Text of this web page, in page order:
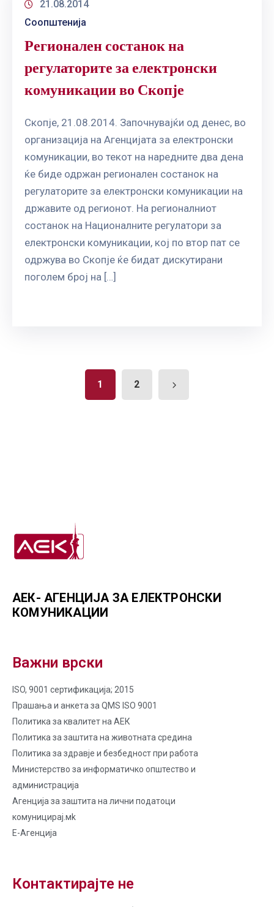
21.08.2014
Соопштенија
Регионален состанок на
регулаторите за електронски
комуникации во Скопје
Скопје, 21.08.2014. Започнувајќи од денес, во
организација на Агенцијата за електронски
комуникации, во текот на наредните два дена
ќе биде одржан регионален состанок на
регулаторите за електронски комуникации на
државите од регионот. На регионалниот
состанок на Националните регулатори за
електронски комуникации, кој по втор пат се
одржува во Скопје ќе бидат дискутирани
поголем број на […]
1 2
АЕК- АГЕНЦИЈА ЗА ЕЛЕКТРОНСКИ
КОМУНИКАЦИИ
Важни врски
ISO, 9001 сертификација; 2015
Прашања и анкета за QMS ISO 9001
Политика за квалитет на AЕК
Политика за заштита на животната средина
Политика за здравје и безбедност при работа
Министерство за информатичко општество и
администрација
Агенција за заштита на лични податоци
комуницирај.мk
Е-Агенција
Контактирајте не